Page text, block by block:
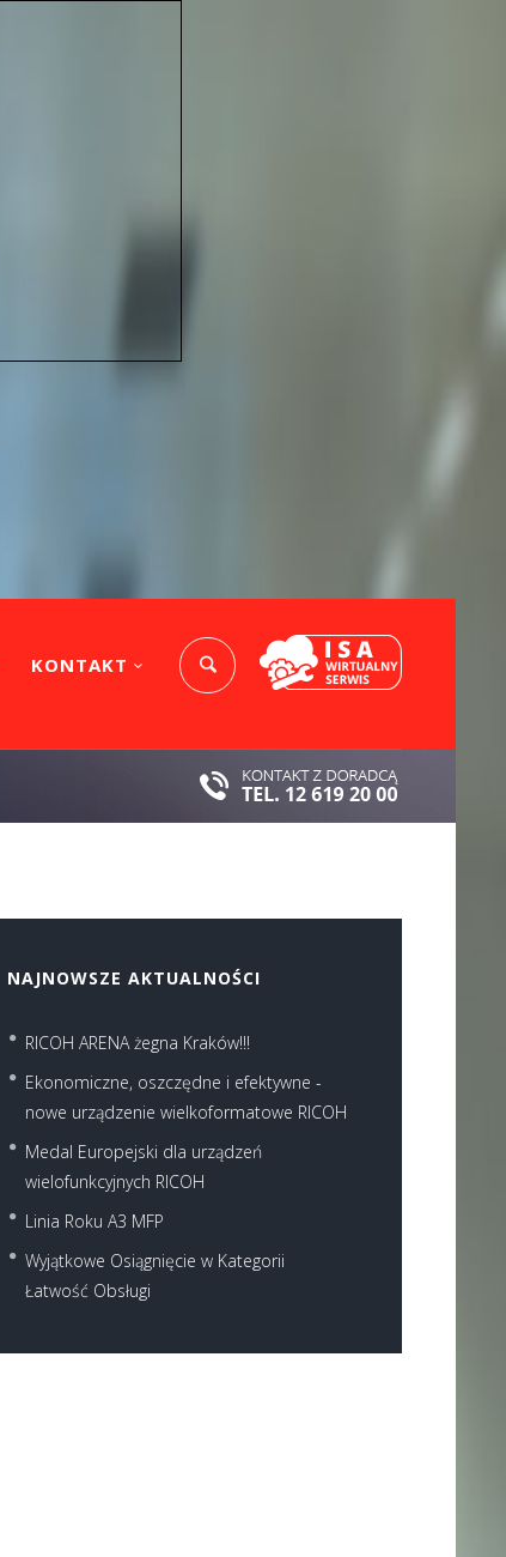
KONTAKT
Next item
NAJNOWSZE AKTUALNOŚCI
RICOH ARENA żegna Kraków!!!
Ekonomiczne, oszczędne i efektywne -
nowe urządzenie wielkoformatowe RICOH
Medal Europejski dla urządzeń
wielofunkcyjnych RICOH
Linia Roku A3 MFP
Wyjątkowe Osiągnięcie w Kategorii
Łatwość Obsługi